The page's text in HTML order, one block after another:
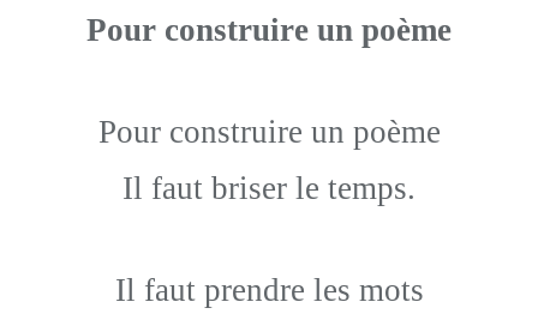
Pour construire un poème
Pour construire un poème
Il faut briser le temps.
Il faut prendre les mots